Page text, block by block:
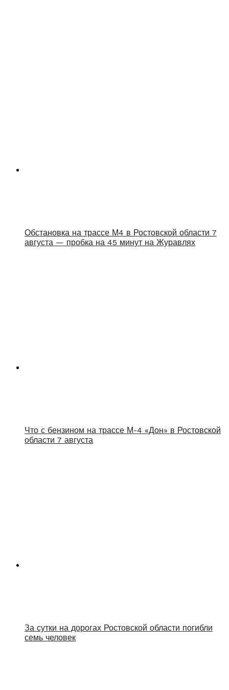
Обстановка на трассе М4 в Ростовской области 7
августа — пробка на 45 минут на Журавлях
Что с бензином на трассе М-4 «Дон» в Ростовской
области 7 августа
За сутки на дорогах Ростовской области погибли
семь человек